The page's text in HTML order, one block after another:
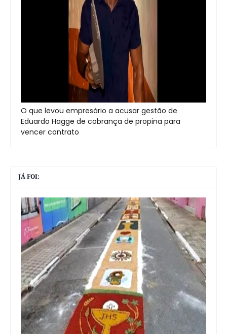
O que levou empresário a acusar gestão de
Eduardo Hagge de cobrança de propina para
vencer contrato
JÁ FOI: